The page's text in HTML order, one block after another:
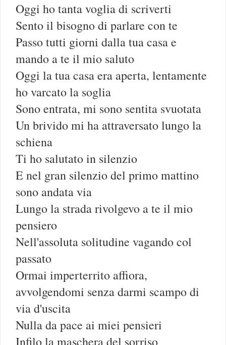
Oggi ho tanta voglia di scriverti
Sento il bisogno di parlare con te
Passo tutti giorni dalla tua casa e
mando a te il mio saluto
Oggi la tua casa era aperta, lentamente
ho varcato la soglia
Sono entrata, mi sono sentita svuotata
Un brivido mi ha attraversato lungo la
schiena
Ti ho salutato in silenzio
E nel gran silenzio del primo mattino
sono andata via
Lungo la strada rivolgevo a te il mio
pensiero
Nell'assoluta solitudine vagando col
passato
Ormai imperterrito affiora,
avvolgendomi senza darmi scampo di
via d'uscita
Nulla da pace ai miei pensieri
Infilo la maschera del sorriso